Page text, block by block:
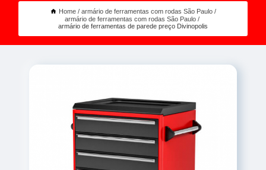
Home
armário de ferramentas com rodas São Paulo
armário de ferramentas com rodas São Paulo
armário de ferramentas de parede preço Divinopolis